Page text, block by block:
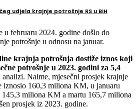
udjela krajnje potrošnje RS u BIH
u februaru 2024. godine došlo do
potrošnje u odnosu na januar.
krajnja potrošnja dostiže iznos koji
potrošnje u 2023. godini za 5,4
analizi. Naime, mjesečni prosjek krajnje
iznosio 160,3 miliona KM, u januaru
miliona KM a martu 165,7 miliona
prosjek iz 2023. godine.